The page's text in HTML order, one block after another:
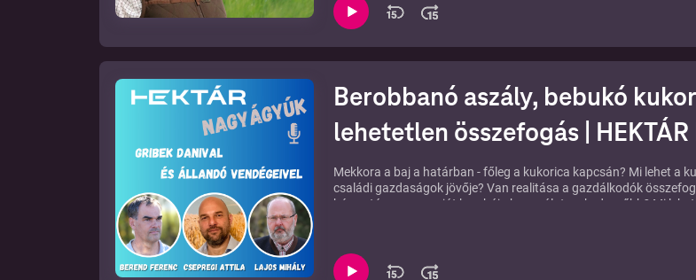
egészség alapelvről szóló beszélgetés, majd következett a jelen
a liszt állt a középpontban. Ezúttal viszont a kenyéré a főszerep,
Berobbanó aszály, bebukó
lehetetlen összefogás |
Mekkora a baj a határban - főleg a kukorica kapcsán? Mi lehet a
családi gazdaságok jövője? Van realitása a gazdálkodók
béraratás vagy a saját kombájn használata a kedvezőbb? Mi lehet
beszélgetnek Gribek Dániel műsorvezető közreműködésével a
Berend Ferenc, Csepregi Attila és Lajos Mihály.🎙 A beszélgetésben